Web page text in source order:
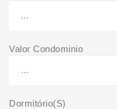
Valor Condominio
Dormitório(S)